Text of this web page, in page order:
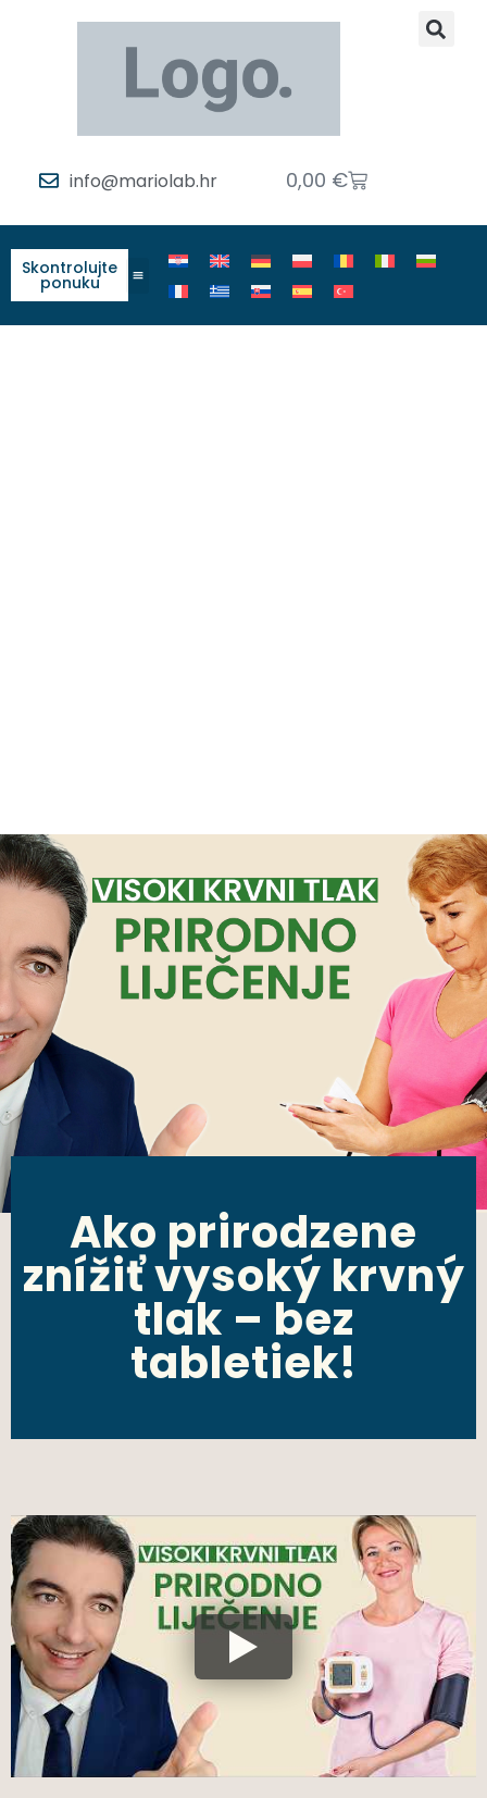
info@mariolab.hr 0,00 €
Skontrolujte
ponuku
Ako prirodzene
znížiť vysoký krvný
tlak – bez
tabletiek!